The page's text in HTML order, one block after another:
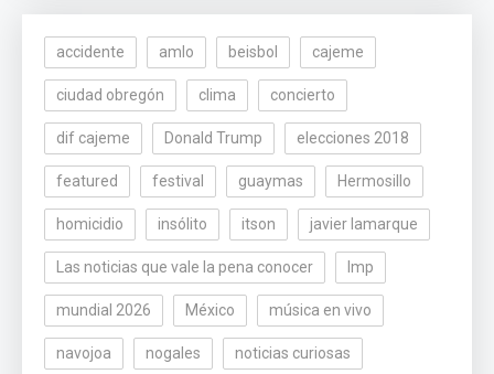
accidente amlo beisbol cajeme
ciudad obregón clima concierto
dif cajeme Donald Trump elecciones 2018
featured festival guaymas Hermosillo
homicidio insólito itson javier lamarque
Las noticias que vale la pena conocer lmp
mundial 2026 México música en vivo
navojoa nogales noticias curiosas